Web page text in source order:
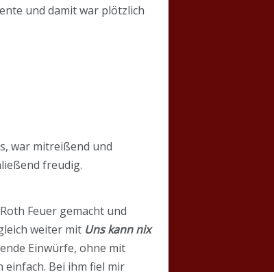
und damit war plötzlich
war mitreißend und
freudig.
Feuer gemacht und
weiter mit Uns kann nix
Einwürfe, ohne mit
einfach. Bei ihm fiel mir